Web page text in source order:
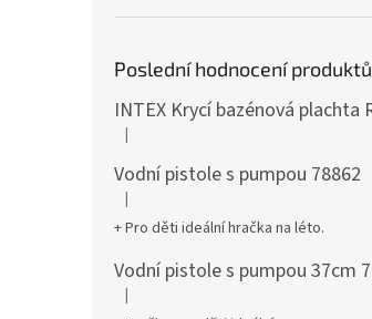
Poslední hodnocení produktů
Hodnocení produktu je 5 z 5 hvězdiček.
|
Vodní pistole s pumpou 78862
Hodnocení produktu je 5 z 5 hvězdiček.
|
+ Pro děti ideální hračka na léto.
Hodnocení produktu je 5 z 5 hvězdiček.
|